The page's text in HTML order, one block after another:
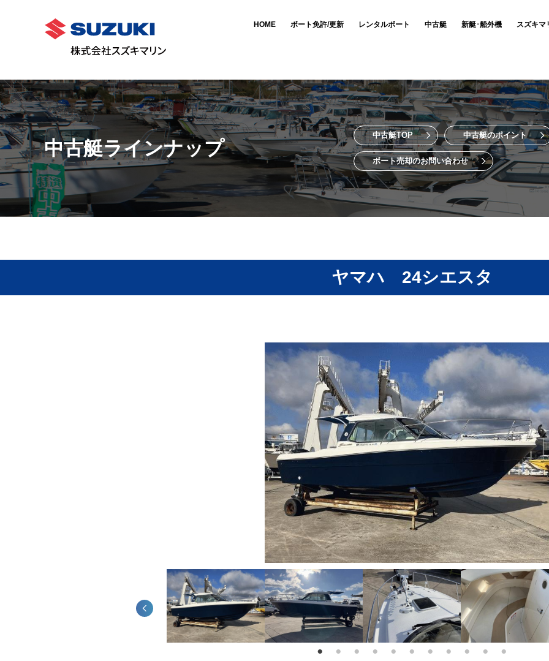
HOME ボート免許/更新 レンタルボート 中古艇 新艇･船外機 スズキマ
中古艇ラインナップ
中古艇TOP 中古艇のポイント
ボート売却のお問い合わせ
ヤマハ 24シエスタ